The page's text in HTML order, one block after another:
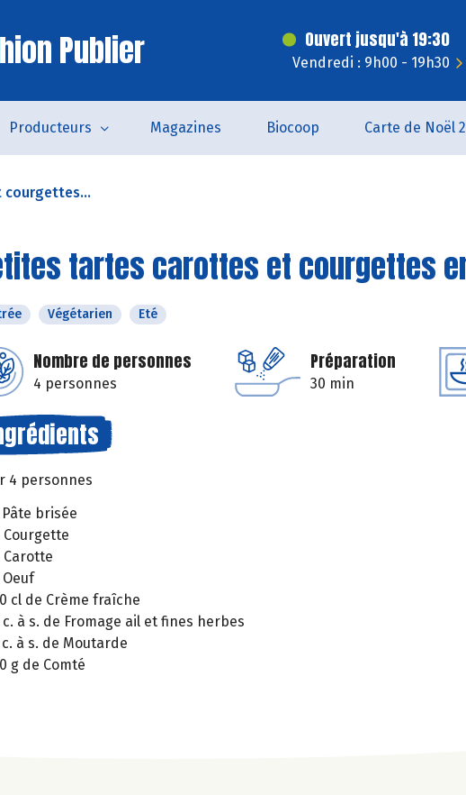
Publier Ouvert jusqu'à 19:30
Vendredi : 9h00 - 19h30
Producteurs Magazines Biocoop Carte de Noël
tartes carottes et courgettes
Végétarien Eté
Nombre de personnes
4 personnes
Préparation
30 min
4 personnes
Pâte brisée
Courgette
Carotte
Oeuf
cl de Crème fraîche
c. à s. de Fromage ail et fines herbes
c. à s. de Moutarde
g de Comté